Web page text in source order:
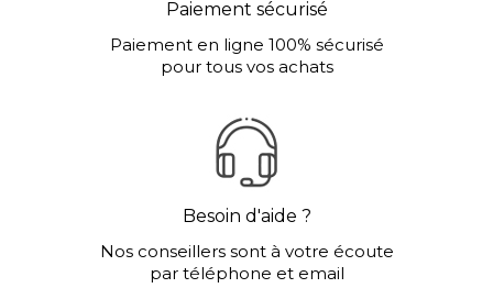
Paiement sécurisé
Paiement en ligne 100% sécurisé
pour tous vos achats
Besoin d'aide ?
Nos conseillers sont à votre écoute
par téléphone et email